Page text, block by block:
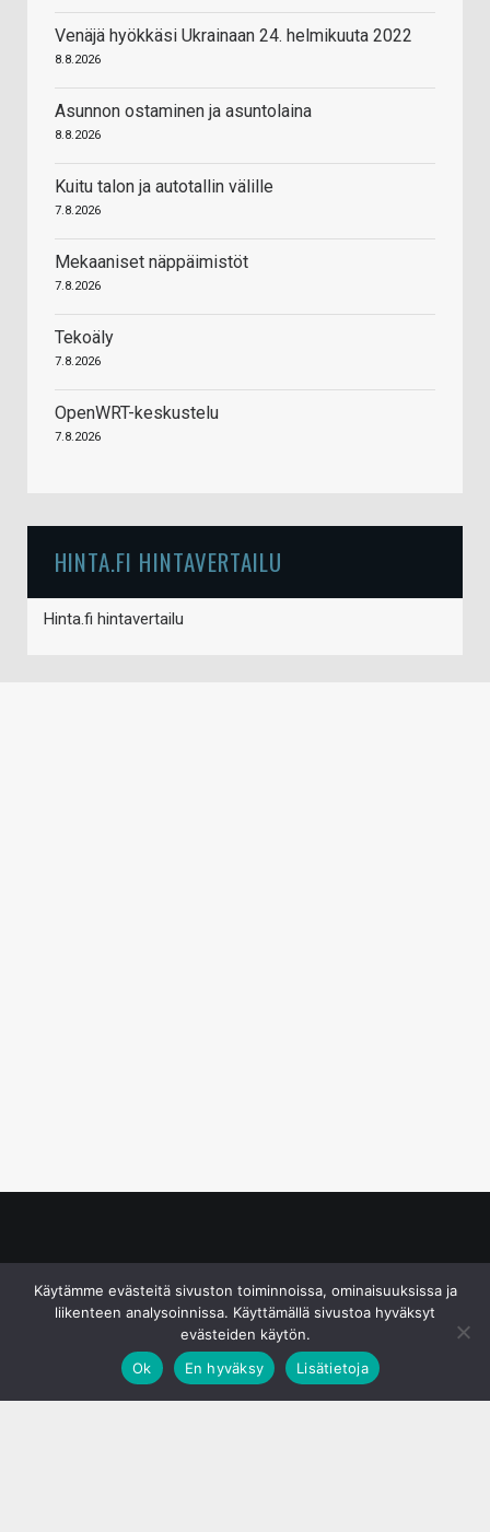
Venäjä hyökkäsi Ukrainaan 24. helmikuuta 2022
8.8.2026
Asunnon ostaminen ja asuntolaina
8.8.2026
Kuitu talon ja autotallin välille
7.8.2026
Mekaaniset näppäimistöt
7.8.2026
Tekoäly
7.8.2026
OpenWRT-keskustelu
7.8.2026
HINTA.FI HINTAVERTAILU
Hinta.fi hintavertailu
Käytämme evästeitä sivuston toiminnoissa, ominaisuuksissa ja
liikenteen analysoinnissa. Käyttämällä sivustoa hyväksyt
evästeiden käytön.
Ok
En hyväksy Lisätietoja